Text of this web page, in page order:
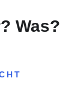
Was?